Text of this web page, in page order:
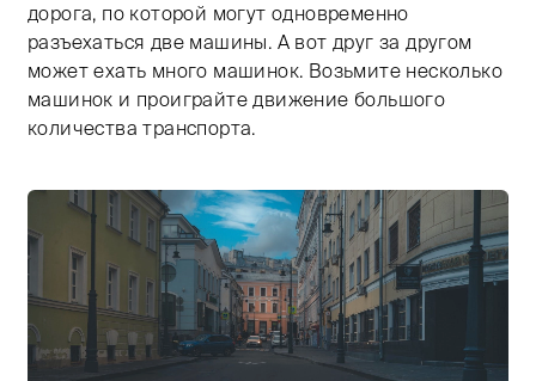
дорога, по которой могут одновременно
разъехаться две машины. А вот друг за другом
может ехать много машинок. Возьмите несколько
машинок и проиграйте движение большого
количества транспорта.